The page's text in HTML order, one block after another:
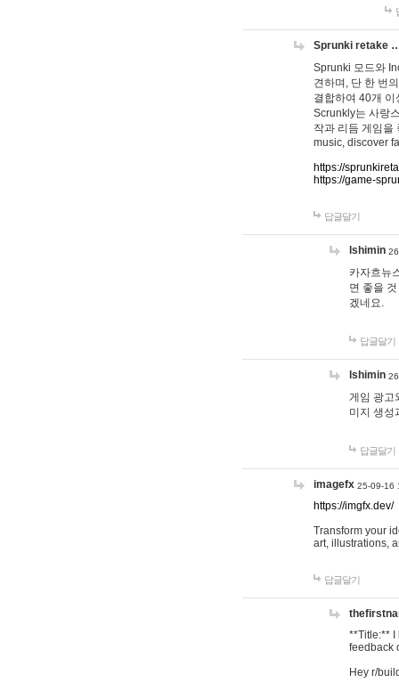
Sprunki retake
Sprunki 모드와
견하며, 단 한 번
결합하여 40개
Scrunkly는 사랑
작과 리듬 게임을
music, discover
https://
https://game-
답글달기
lshimin
카자흐뉴
면 좋을
겠네요.
답글달기
lshimin
게임 광고
미지 생성
답글달기
imagefx 25-09-16
https://imgfx.dev/
Transform your
art, illustrations,
답글달기
**Title:** I
feedback
Hey r/